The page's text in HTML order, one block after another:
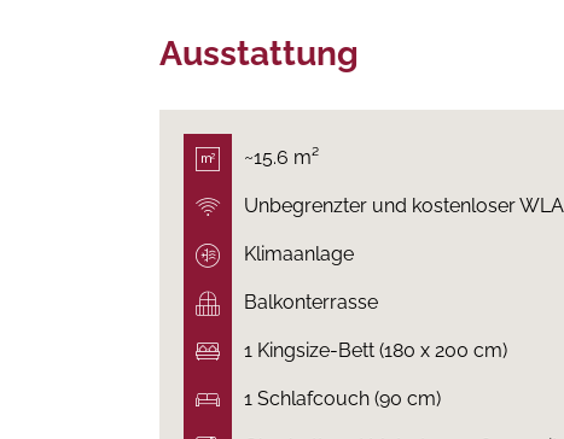
Ausstattung
~15.6 m²
Unbegrenzter und kostenloser
Klimaanlage
Balkonterrasse
1 Kingsize-Bett (180 x 200 cm)
1 Schlafcouch (90 cm)